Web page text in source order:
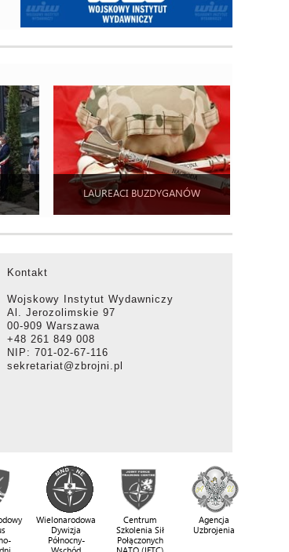
LAUREACI BUZDYGANÓW
Kontakt
Wojskowy Instytut Wydawniczy
Al. Jerozolimskie 97
00-909 Warszawa
+48 261 849 008
NIP: 701-02-67-116
sekretariat@zbrojni.pl
Wielonarodowa
Dywizja
Północny-
Centrum
Szkolenia Sił
Połączonych
Agencja
Uzbrojenia